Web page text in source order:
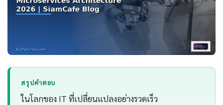
สรุปคำตอบ
ในโลกของ IT ที่เปลี่ยนแปลงอย่างรวดเร็ว